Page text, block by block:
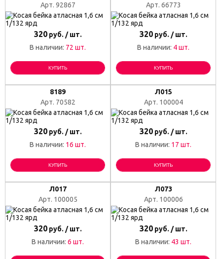
Арт. 92867
320руб. / шт.
В наличии: 72 шт.
КУПИТЬ
Арт. 66773
320руб. / шт.
В наличии: 4 шт.
КУПИТЬ
8189
Арт. 70582
320руб. / шт.
В наличии: 16 шт.
КУПИТЬ
Л015
Арт. 100004
320руб. / шт.
В наличии: 17 шт.
КУПИТЬ
Л017
Арт. 100005
320руб. / шт.
В наличии: 6 шт.
Л073
Арт. 100006
320руб. / шт.
В наличии: 43 шт.